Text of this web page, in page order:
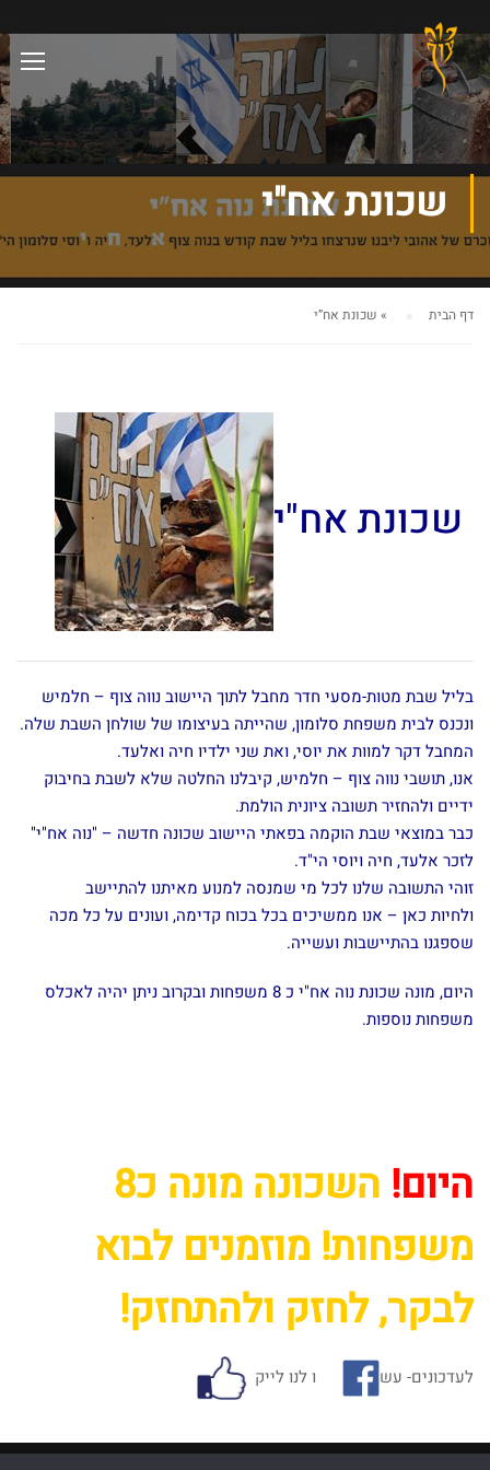
שכונת אח"י
דף הבית » שכונת אח”י
שכונת אח"י
בליל שבת מטות-מסעי חדר מחבל לתוך היישוב נווה צוף – חלמיש
ונכנס לבית משפחת סלומון, שהייתה בעיצומו של שולחן השבת שלה.
המחבל דקר למוות את יוסי, ואת שני ילדיו חיה ואלעד.
אנו, תושבי נווה צוף – חלמיש, קיבלנו החלטה שלא לשבת בחיבוק
ידיים ולהחזיר תשובה ציונית הולמת.
כבר במוצאי שבת הוקמה בפאתי היישוב שכונה חדשה – "נוה אח"י"
לזכר אלעד, חיה ויוסי הי"ד.
זוהי התשובה שלנו לכל מי שמנסה למנוע מאיתנו להתיישב
ולחיות כאן – אנו ממשיכים בכל בכוח קדימה, ועונים על כל מכה
שספגנו בהתיישבות ועשייה.
היום, מונה שכונת נוה אח"י כ 8 משפחות ובקרוב ניתן יהיה לאכלס
משפחות נוספות.
היום!
השכונה מונה כ8
משפחות! מוזמנים לבוא
לבקר, לחזק ולהתחזק!
לעדכונים- עש ו לנו לייק